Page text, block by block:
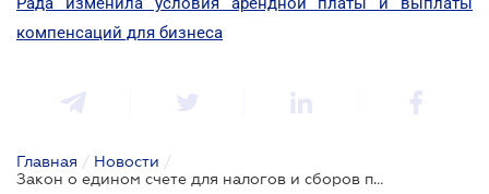
компенсаций для бизнеса
Главная / Новости /
Закон о едином счете для налогов и сборов принят без "табачной правки"